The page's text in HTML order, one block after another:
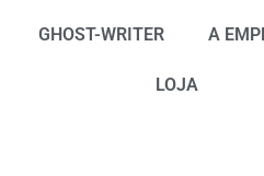
GHOST-WRITER A
LOJA